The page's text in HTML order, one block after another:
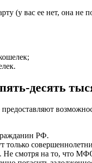
(у вас ее нет, она
десять
РФ.
только
смотря на то, что